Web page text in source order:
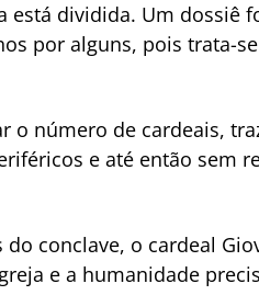
dividida. Um dossiê
por alguns, pois trata-
o número de cardeais,
e até então sem
conclave, o cardeal
e a humanidade